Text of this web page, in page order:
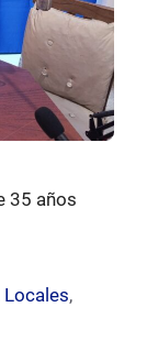
35 años
Locales,